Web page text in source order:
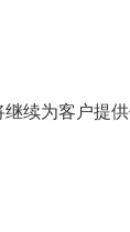
续为客户提